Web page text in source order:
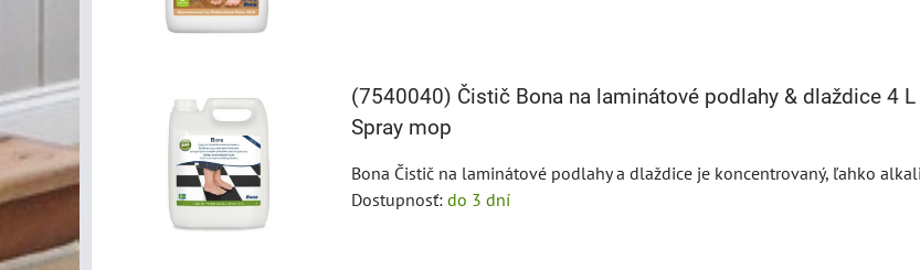
(7540040) Čistič Bona na laminátové podlahy & dlaždice 4 L
Spray mop
Bona Čistič na laminátové podlahy a dlaždice je koncentrovaný, ľahko
Dostupnosť: do 3 dní